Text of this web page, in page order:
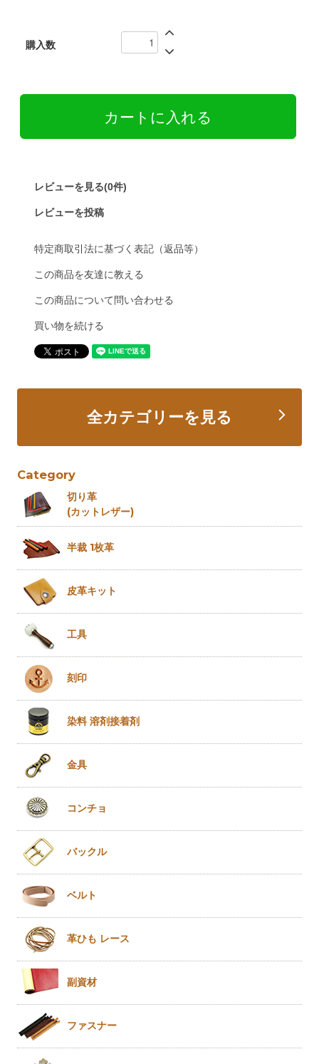
購入数
レビューを見る(0件)
レビューを投稿
特定商取引法に基づく表記（返品等）
この商品を友達に教える
この商品について問い合わせる
買い物を続ける
全カテゴリーを見る
Category
切り革
(カットレザー)
半裁 1枚革
皮革キット
工具
刻印
染料 溶剤接着剤
金具
コンチョ
バックル
ベルト
革ひも レース
副資材
ファスナー